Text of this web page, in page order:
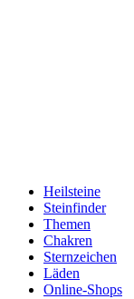
Heilsteine
Steinfinder
Themen
Chakren
Sternzeichen
Läden
Online-Shops